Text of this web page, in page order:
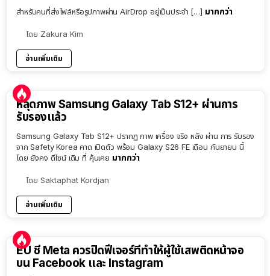
สำหรับคนที่ส่งไฟล์หรือรูปภาพผ่าน AirDrop อยู่เป็นประจำ […] มากกว่า
โดย Zakura Kim
อ่านเพิ่มเติม
หลุดภาพ Samsung Galaxy Tab S12+ ผ่านการ
รับรองแล้ว
Samsung Galaxy Tab S12+ ปรากฏ ภาพ เครื่อง จริง หลัง ผ่าน การ รับรอง
จาก Safety Korea คาด เปิดตัว พร้อม Galaxy S26 FE เดือน กันยายน นี้
โดย ยังคง ดีไซน์ เดิม ที่ คุ้นเคย มากกว่า
โดย Saktaphat Kordjan
อ่านเพิ่มเติม
EU ชี้ Meta ควรปิดฟีเจอร์ที่ทำให้ผู้ใช้เสพติดหน้าจอ
บน Facebook และ Instagram